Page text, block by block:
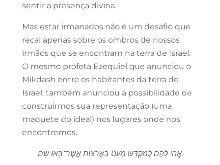
sentir a presença divina.
Mas estar irmanados não é um desafio que
recai apenas sobre os ombros de nossos
irmãos que se encontram na terra de Israel.
O mesmo profeta Ezequiel que anunciou o
Mikdash entre os habitantes da terra de
Israel, também anunciou a possibilidade de
construirmos sua representação (uma
maquete do ideal) nos lugares onde nos
encontremos.
אֱהִי לָהֶם לְמִקְדָּשׁ מְעַט בָּאֲרָצוֹת אֲשֶׁר־בָּאוּ שָׁם